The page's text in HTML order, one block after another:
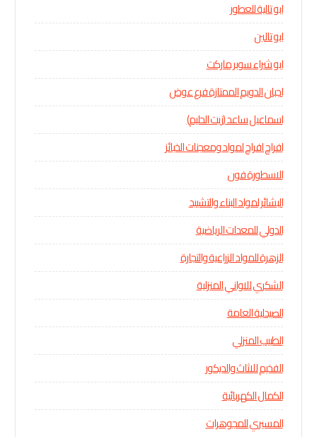
ابو تالية للعطور
ابو تالين
ابو شراء سوبر ماركت
اجبان الدويم الممتازة فرع عوض
اسماعيل ساعد (زيت الحليم)
افراح افراح لمواد ومعجنات الخبائز
الاسطورة فون
البشائر لمواد البناء والتشييد
الدولي للمعدات الرياضية
الزهرة للمواد الزراعية والتجارة
الشكري للاواني المنزلية
الصيدلية العامة
الطبيب المنزلي
الفخيم للاثاث والديكور
الكمال الكهربائية
المسيري للمجوهرات